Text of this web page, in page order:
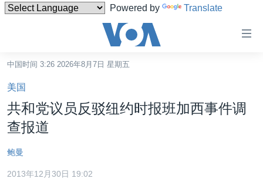
Powered by Translate
碍
链
接
跳
转
内
容
中国
中国时间 3:26 2026年8月7日 星期五
美国
共和党议员反驳纽约时报班加西事件调
查报道
鲍曼
2013年12月30日 19:02